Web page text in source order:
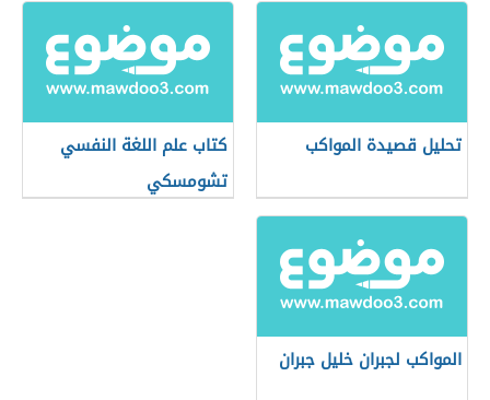
تحليل قصيدة المواكب
كتاب علم اللغة النفسي
تشومسكي
المواكب لجبران خليل جبران